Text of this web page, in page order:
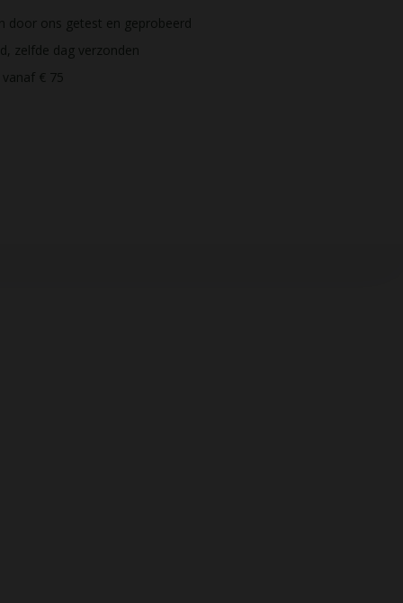
door ons getest en geprobeerd
zelfde dag verzonden
€ 75